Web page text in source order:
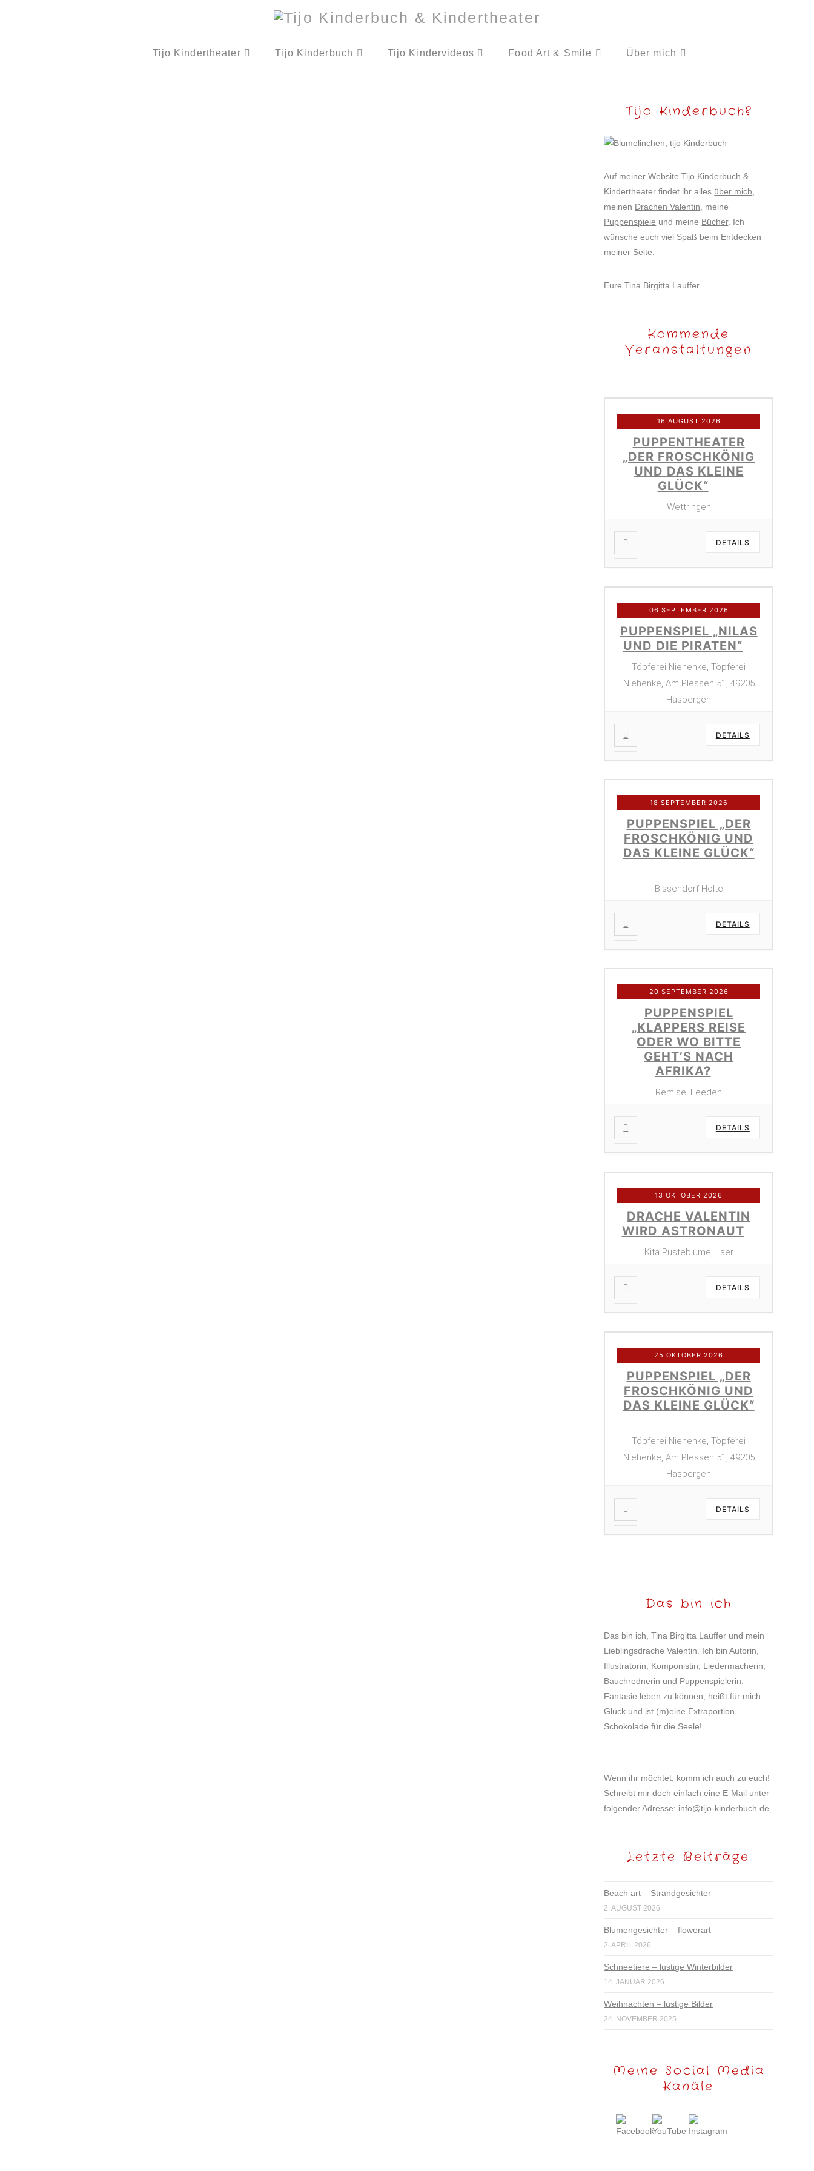
Tijo Kindertheater Tijo Kinderbuch Tijo Kindervideos Food Art & Smile Über mich
Tijo Kinderbuch?
Auf meiner Website Tijo Kinderbuch &
Kindertheater findet ihr alles über mich
meinen Drachen Valentin , meine
Puppenspiele und meine Bücher. Ich
wünsche euch viel Spaß beim Entdecken
meiner Seite.
Eure Tina Birgitta Lauffer
Kommende
Veranstaltungen
16 AUGUST 2026
PUPPENTHEATER
„DER FROSCHKÖNIG
UND DAS KLEINE
GLÜCK“
Wettringen
DETAILS
06 SEPTEMBER 2026
PUPPENSPIEL „NILAS
UND DIE PIRATEN“
Töpferei Niehenke, Töpferei
Niehenke, Am Plessen 51, 49205
Hasbergen
DETAILS
18 SEPTEMBER 2026
PUPPENSPIEL „DER
FROSCHKÖNIG UND
DAS KLEINE GLÜCK“
Bissendorf Holte
DETAILS
20 SEPTEMBER 2026
PUPPENSPIEL
„KLAPPERS REISE
ODER WO BITTE
GEHT’S NACH
AFRIKA?
Remise, Leeden
DETAILS
13 OKTOBER 2026
DRACHE VALENTIN
WIRD ASTRONAUT
Kita Pusteblume, Laer
DETAILS
25 OKTOBER 2026
PUPPENSPIEL „DER
FROSCHKÖNIG UND
DAS KLEINE GLÜCK“
Töpferei Niehenke, Töpferei
Niehenke, Am Plessen 51, 49205
Hasbergen
DETAILS
Das bin ich
Das bin ich, Tina Birgitta Lauffer und mein
Lieblingsdrache Valentin. Ich bin Autorin,
Illustratorin, Komponistin, Liedermacherin,
Bauchrednerin und Puppenspielerin.
Fantasie leben zu können, heißt für mich
Glück und ist (m)eine Extraportion
Schokolade für die Seele!
Wenn ihr möchtet, komm ich auch zu euch!
Schreibt mir doch einfach eine E-Mail unter
folgender Adresse: info@tijo-kinderbuch.de
Letzte Beiträge
Beach art – Strandgesichter
2. AUGUST 2026
Blumengesichter – flowerart
2. APRIL 2026
Schneetiere – lustige Winterbilder
14. JANUAR 2026
Weihnachten – lustige Bilder
24. NOVEMBER 2025
Meine Social Media
Kanäle